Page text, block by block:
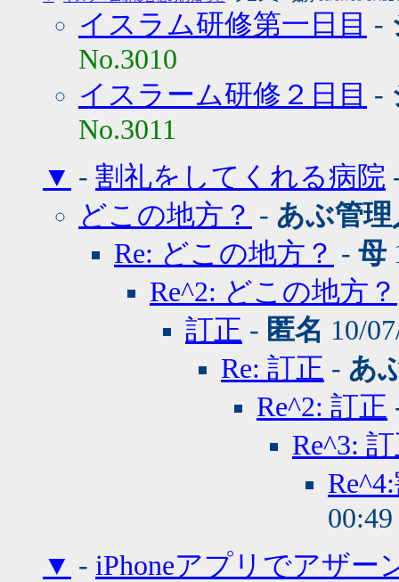
イスラム研修第一日目 -
No.3010
イスラーム研修２日目 -
No.3011
▼ - 割礼をしてくれる病院
どこの地方？ - あぶ管理
Re: どこの地方？ - 母
Re^2: どこの地方？
訂正 - 匿名 10/
Re: 訂正 - あ
Re^2: 訂正
Re^3:
00:49
▼ - iPhoneアプリでアザー